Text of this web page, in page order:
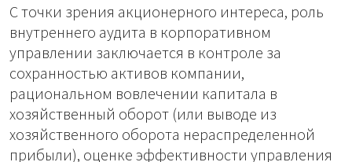
Подписка
С точки зрения акционерного интереса, роль
внутреннего аудита в корпоративном
управлении заключается в контроле за
сохранностью активов компании,
рациональном вовлечении капитала в
хозяйственный оборот (или выводе из
хозяйственного оборота нераспределенной
прибыли), оценке эффективности управления